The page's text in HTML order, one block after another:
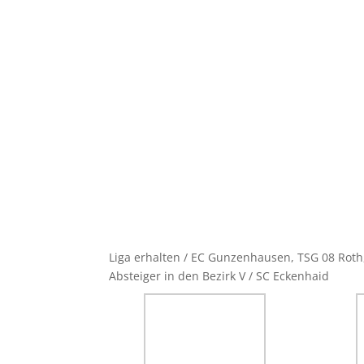
Liga erhalten / EC Gunzenhausen, TSG 08
Absteiger in den Bezirk V / SC Eckenhaid